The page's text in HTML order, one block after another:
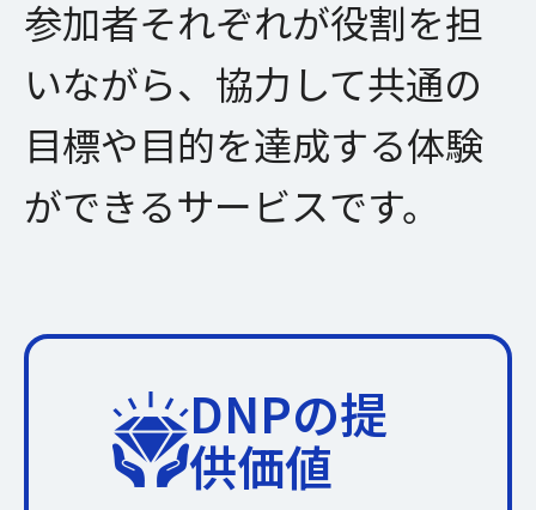
参加者それぞれが役割を担
いながら、 協力して共通の
目標や目的を達成する体験
ができるサービスです。
DNPの提
供価値